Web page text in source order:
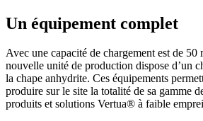
Un équipement complet
Avec une capacité de chargement est de 50
nouvelle unité de production dispose d’un
la chape anhydrite. Ces équipements
produire sur le site la totalité de sa gamme
produits et solutions Vertua® à faible